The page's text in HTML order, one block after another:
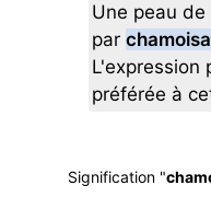
Une peau
par
L'expression
préférée à
Signification "